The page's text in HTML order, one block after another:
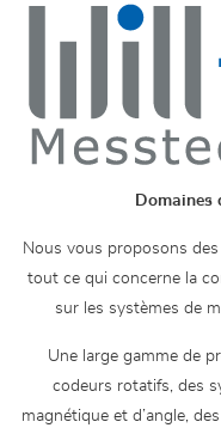
Domaines
Nous vous proposons
tout ce qui concerne la
sur les systèmes de
Une large gamme de
codeurs rotatifs, des
magnétique et d’angle,